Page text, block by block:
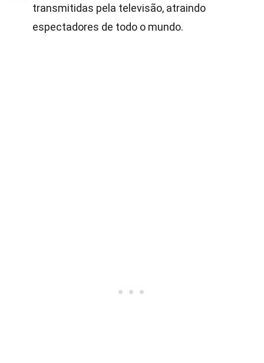
transmitidas pela televisão, atraindo
espectadores de todo o mundo.